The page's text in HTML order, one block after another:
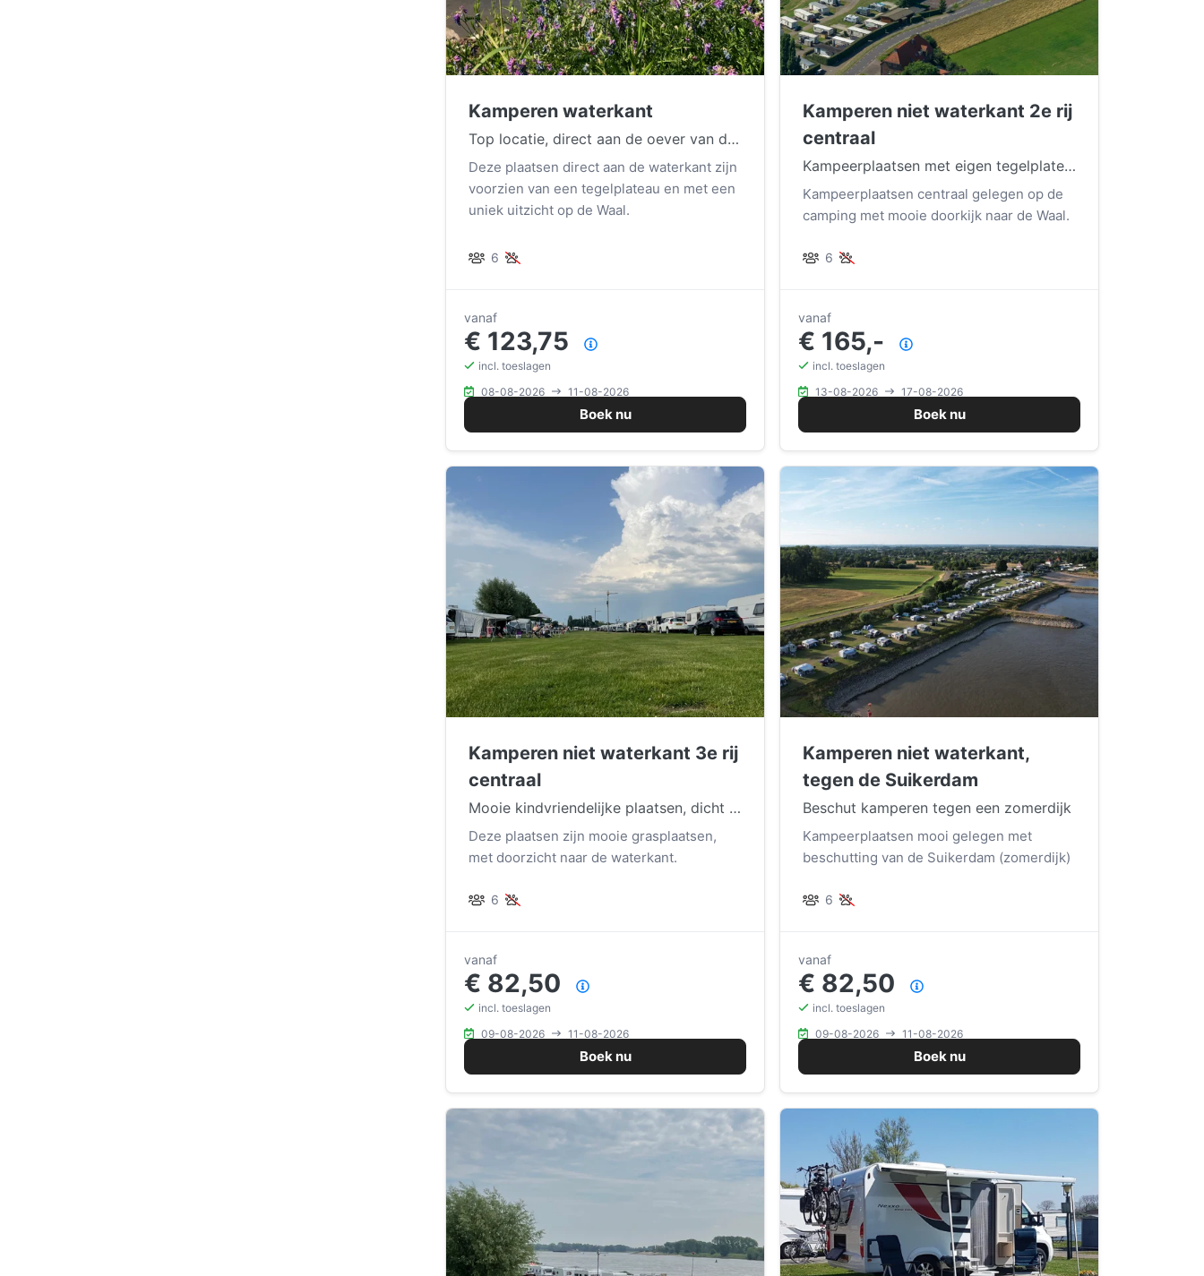
Kamperen waterkant
Top locatie, direct aan de oever van de Waal.
Deze plaatsen direct aan de waterkant zijn
voorzien van een tegelplateau en met een
uniek uitzicht op de Waal.
6
vanaf
€ 123,75
incl. toeslagen
08-08-2026
11-08-2026
Boek nu
Kamperen niet waterkant 2e rij
centraal
Kampeerplaatsen met eigen tegelplateau voor onder uw voortent of luifel.
Kampeerplaatsen centraal gelegen op de
camping met mooie doorkijk naar de Waal.
6
vanaf
€ 165,-
incl. toeslagen
13-08-2026
17-08-2026
Boek nu
Kamperen niet waterkant 3e rij
centraal
Mooie kindvriendelijke plaatsen, dicht bij speeltoestellen en bij toiletgebouw.
Deze plaatsen zijn mooie grasplaatsen,
met doorzicht naar de waterkant.
6
vanaf
€ 82,50
incl. toeslagen
09-08-2026
11-08-2026
Boek nu
Kamperen niet waterkant,
tegen de Suikerdam
Beschut kamperen tegen een zomerdijk
Kampeerplaatsen mooi gelegen met
beschutting van de Suikerdam (zomerdijk)
6
vanaf
€ 82,50
incl. toeslagen
09-08-2026
11-08-2026
Boek nu